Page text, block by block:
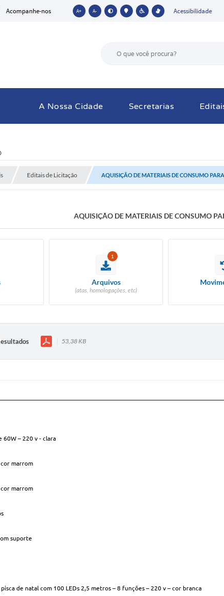
Acompanhe-nos A+ A- Acessibilidade
A Nossa Cidade Secretarias
Editais de Licitação AQUISIÇÃO DE MATERIAIS DE CONSUMO
AQUISIÇÃO DE MATERIAIS DE CONSUMO
1
Arquivos
(atas, homologações, etc)
53,38 KB
60W – 220 v - clara
cor marrom
cor marrom
suporte
de natal com 100 LEDs 2,5 metros – 8 funções – 220 v – cor branca